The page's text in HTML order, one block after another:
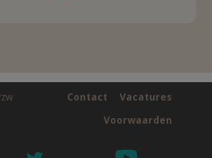
Vacatures
Contact
Voorwaarden